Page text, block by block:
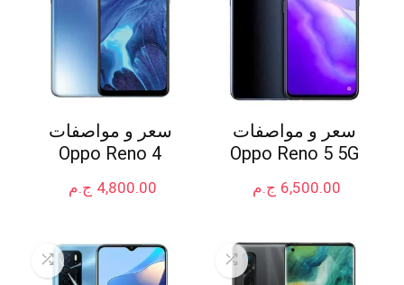
سعر و مواصفات
Oppo Reno 5 5G
ج.م 6,500.00
سعر و مواصفات
Oppo Reno 4
ج.م 4,800.00